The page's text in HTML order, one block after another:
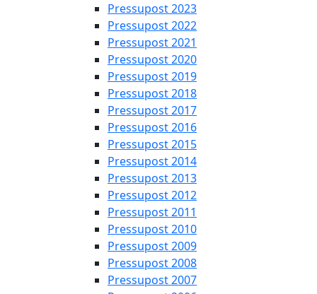
Pressupost 2023
Pressupost 2022
Pressupost 2021
Pressupost 2020
Pressupost 2019
Pressupost 2018
Pressupost 2017
Pressupost 2016
Pressupost 2015
Pressupost 2014
Pressupost 2013
Pressupost 2012
Pressupost 2011
Pressupost 2010
Pressupost 2009
Pressupost 2008
Pressupost 2007